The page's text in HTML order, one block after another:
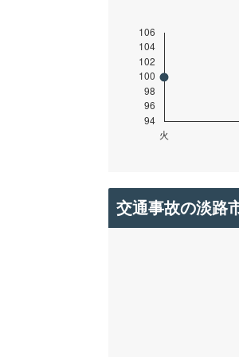
交通事故の淡路